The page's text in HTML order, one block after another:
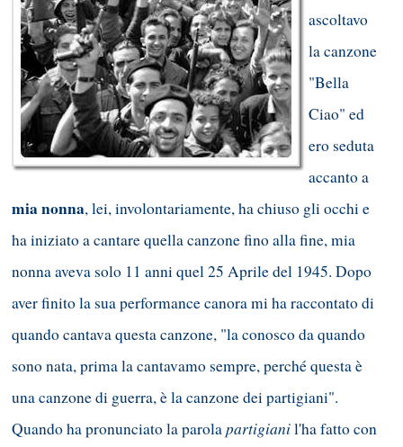
ascoltavo
la canzone
"Bella
Ciao" ed
ero seduta
accanto a
mia nonna, lei, involontariamente, ha chiuso gli occhi e
ha iniziato a cantare quella canzone fino alla fine, mia
nonna aveva solo 11 anni quel 25 Aprile del 1945. Dopo
aver finito la sua performance canora mi ha raccontato di
quando cantava questa canzone, "la conosco da quando
sono nata, prima la cantavamo sempre, perché questa è
una canzone di guerra, è la canzone dei partigiani".
Quando ha pronunciato la parolapartigianil'ha fatto con